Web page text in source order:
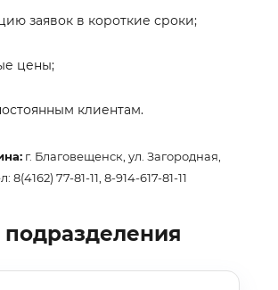
заявок в короткие сроки;
цены;
клиентам.
г. Благовещенск, ул. Загородная,
8(4162) 77-81-11, 8-914-617-81-11